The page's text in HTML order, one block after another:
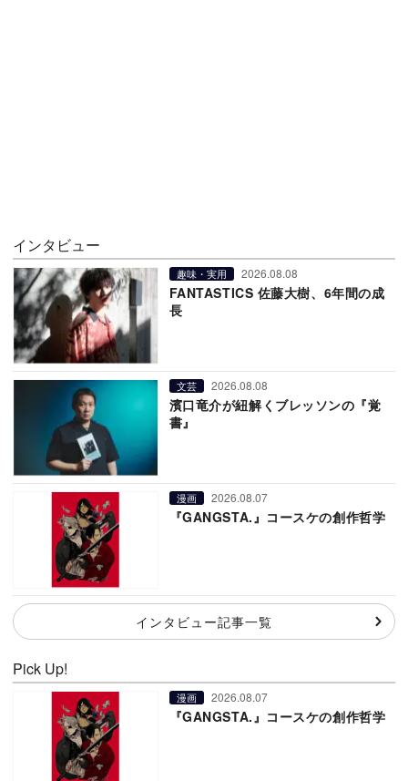
インタビュー
趣味・実用 2026.08.08
FANTASTICS 佐藤大樹、6年間の成
長
文芸 2026.08.08
濱口竜介が紐解くブレッソンの『覚
書』
漫画 2026.08.07
『GANGSTA.』コースケの創作哲学
インタビュー記事一覧
Pick Up!
漫画 2026.08.07
『GANGSTA.』コースケの創作哲学